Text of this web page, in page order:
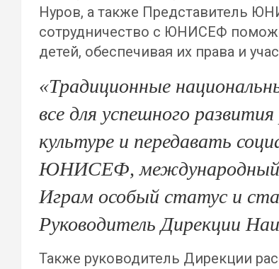
Нуров, а также Представитель
сотрудничество с ЮНИСЕФ
детей, обеспечивая их права и
«Традиционные
все для успешного
культуре и передавать
ЮНИСЕФ, международный
Играм особый статус и
Руководитель Дирекции
Также руководитель Дирекции